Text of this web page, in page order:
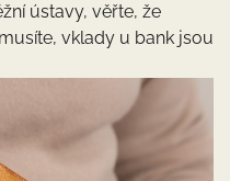
ústavy, věřte, že
vklady u bank jsou